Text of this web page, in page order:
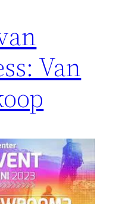
Van